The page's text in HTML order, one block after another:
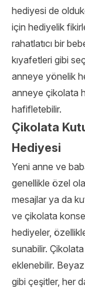
hediyesi de
için hediyelik
rahatlatıcı bir
kıyafetleri gibi
anneye yönelik
anneye çikolata
hafifletebilir.
Çikolata
Hediyesi
Yeni anne ve
genellikle özel
mesajlar ya da
ve çikolata
hediyeler,
sunabilir.
eklenebilir.
gibi çeşitler, her